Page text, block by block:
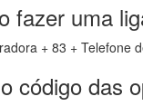
fazer uma
+ 83 + Telefone
código das